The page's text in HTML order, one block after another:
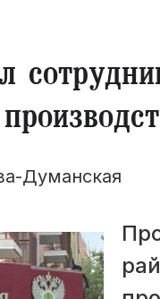
Думанская